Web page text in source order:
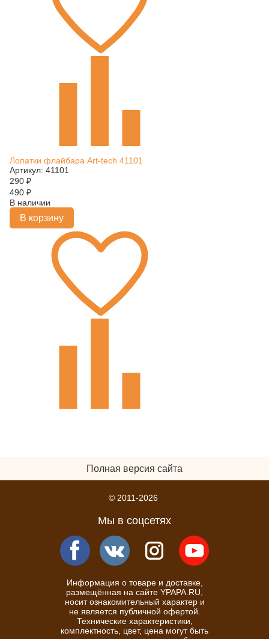
Лопатки флайбара Art-tech 41101
Артикул: 41101
290 ₽
490 ₽
В наличии
В корзину
Полная версия сайта
© 2011-2026
Мы в соцсетях
Информация о товаре и доставке,
размещённая на сайте YPAPA.RU,
носит ознакомительный характер и
не является публичной офертой.
Технические характеристики,
комплектность, цвет, цена могут быть